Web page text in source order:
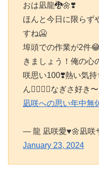
おは凪龍🐉🌼❣️
ほんと今日に限らず
すね🥶
埠頭での作業が2件
きましょう！俺の心
咲思い100❣️熱い気
ん❤️‍🔥💪🔥なぎさ好き
凪咲への思い年中無
— 龍 凪咲愛♥️🌼凪咲
January 23, 2024